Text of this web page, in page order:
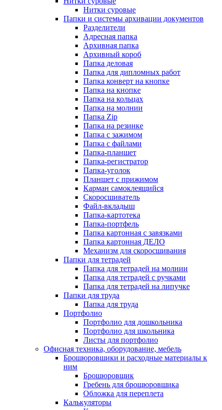
Нитки суровые
Папки и системы архивации документов
Разделители
Адресная папка
Архивная папка
Архивный короб
Папка деловая
Папка для дипломных работ
Папка конверт на кнопке
Папка на кнопке
Папка на кольцах
Папка на молнии
Папка Zip
Папка на резинке
Папка с зажимом
Папка с файлами
Папка-планшет
Папка-регистратор
Папка-уголок
Планшет с прижимом
Карман самоклеящийся
Скоросшиватель
Файл-вкладыш
Папка-картотека
Папка-портфель
Папка картонная с завязками
Папка картонная ДЕЛО
Механизм для скоросшивания
Папки для тетрадей
Папка для тетрадей на молнии
Папка для тетрадей с ручками
Папка для тетрадей на липучке
Папки для труда
Папка для труда
Портфолио
Портфолио для дошкольника
Портфолио для школьника
Листы для портфолио
Офисная техника, оборудование, мебель
Брошюровшики и расходные материалы к
ним
Брошюровщик
Гребень для брощюровшика
Обложка для переплета
Калькуляторы